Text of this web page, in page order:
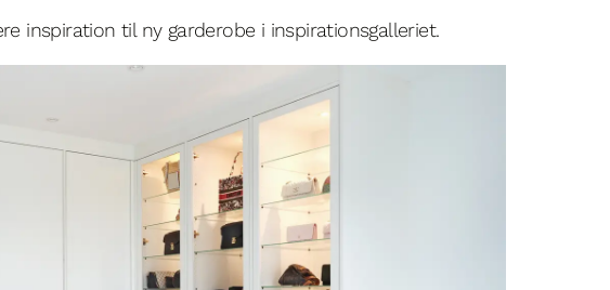
inspiration til ny garderobe i inspirationsgalleriet.